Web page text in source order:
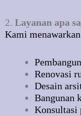
2. Layanan apa
Kami
Renovasi
Desain
Bangunan
Konsultasi